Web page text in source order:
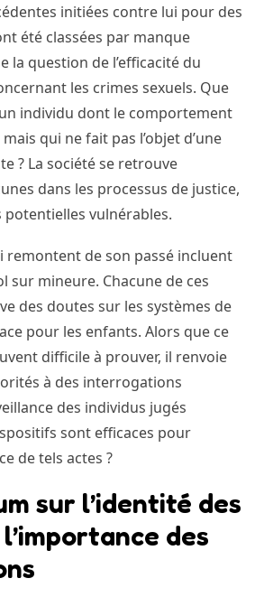
initiées contre lui pour des
été classées par manque
la question de l’efficacité du
les crimes sexuels. Que
individu dont le comportement
qui ne fait pas l’objet d’une
? La société se retrouve
dans les processus de justice,
potentielles vulnérables.
remontent de son passé incluent
sur mineure. Chacune de ces
des doutes sur les systèmes de
pour les enfants. Alors que ce
difficile à prouver, il renvoie
à des interrogations
des individus jugés
sont efficaces pour
de tels actes ?
sur l’identité des
des